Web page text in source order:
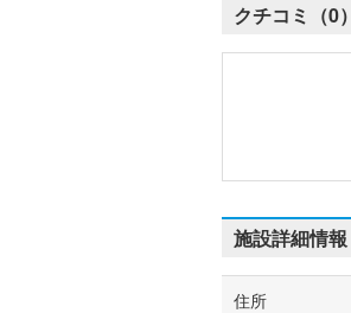
クチコミ（0）
施設詳細情報
住所